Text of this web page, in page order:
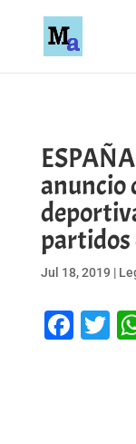
anuncio
partidos
Jul 18, 2019 |